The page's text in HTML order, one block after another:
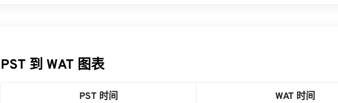
PST 到 WAT 图表
PST 时间 WAT 时间